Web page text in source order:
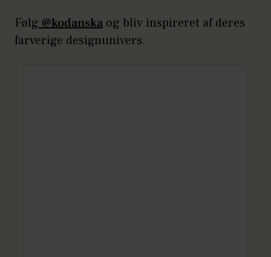
Følg @kodanska og bliv inspireret af deres
farverige designunivers.